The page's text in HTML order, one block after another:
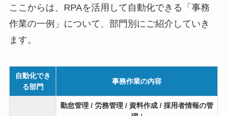
ここからは、RPAを活用して自動化できる「事務
作業の一例」について、部門別にご紹介していき
ます。
自動化でき
る部門
事務作業の内容
勤怠管理 / 労務管理 / 資料作成 / 採用者情報の管